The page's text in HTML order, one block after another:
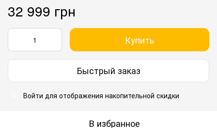
32 999 грн
Купить
Быстрый заказ
Войти для отображения накопительной скидки
В избранное